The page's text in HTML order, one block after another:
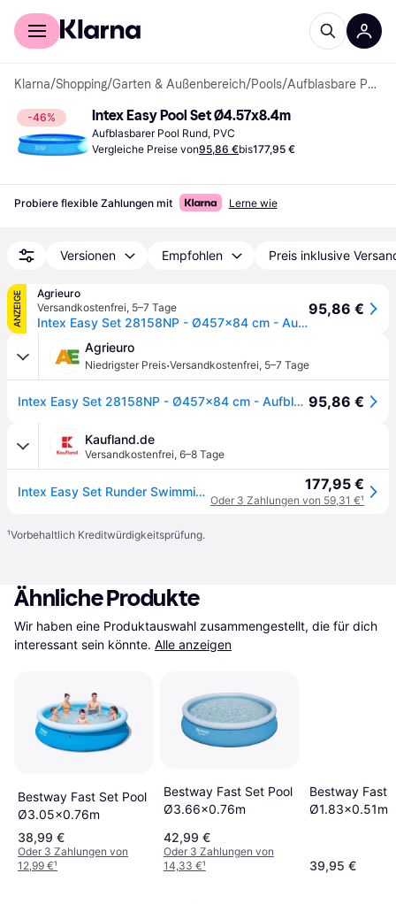
Für Shopper
Klarna/Shopping/Garten & Außenbereich/Pools/ Aufblasbare Pools
-46% Intex Easy Pool Set Ø4.57x8.4m
Aufblasbarer Pool Rund, PVC
Vergleiche Preise von95,86 €bis177,95 €
Probiere flexible Zahlungen mit Lerne wie
Versionen Empfohlen Preis inklusive
ANZEIGE
Agrieuro
Versandkostenfrei, 5–7 Tage
Intex Easy Set 28158NP - Ø457x84 cm - Aufblasbarer Pool + Filterpumpe
95,86 €
Agrieuro
Niedrigster Preis·Versandkostenfrei, 5–7 Tage
Intex Easy Set 28158NP - Ø457x84 cm - Aufblasbarer Pool + Filterpumpe 95,86 €
Kaufland.de
Versandkostenfrei, 6–8 Tage
Intex Easy Set Runder Swimming Pool 457 x 84 cm 28156NP 177,95 €
Oder 3 Zahlungen von 59,31 €¹
¹Vorbehaltlich Kreditwürdigkeitsprüfung.
Ähnliche Produkte
Wir haben eine Produktauswahl zusammengestellt, die für dich
interessant sein könnte. Alle anzeigen
Bestway Fast Set Pool
Ø3.05x0.76m
38,99 €
Oder 3 Zahlungen von
12,99 €¹
Bestway Fast Set Pool
Ø3.66x0.76m
42,99 €
Oder 3 Zahlungen von
14,33 €¹
Bestway Fast
Ø1.83x0.51m
39,95 €